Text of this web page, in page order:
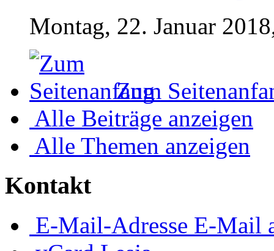
Montag, 22. Januar
Zum
Alle Beiträge anzeigen
Alle Themen anzeigen
Kontakt
E-Mail-Adresse E-Mail